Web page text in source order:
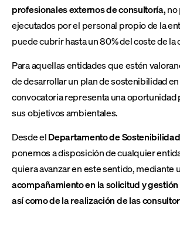
profesionales externos de consultoría,no
ejecutados por el personal propio de la
puede cubrir hasta un 80% del coste de la
Para aquellas entidades que estén
de desarrollar un plan de sostenibilidad
convocatoria representa una oportunidad
sus objetivos ambientales.
Desde elDepartamento de
ponemos a disposición de cualquier
quiera avanzar en este sentido, mediante
acompañamiento en la solicitud y
así como de la realización de las